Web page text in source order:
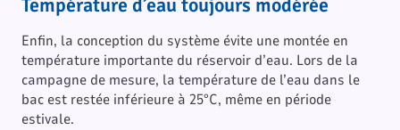
Température d’eau toujours modérée
Enfin, la conception du système évite une montée en
température importante du réservoir d’eau. Lors de la
campagne de mesure, la température de l’eau dans le
bac est restée inférieure à 25°C, même en période
estivale.